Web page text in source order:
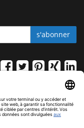
s'abonner
frais d'envoi